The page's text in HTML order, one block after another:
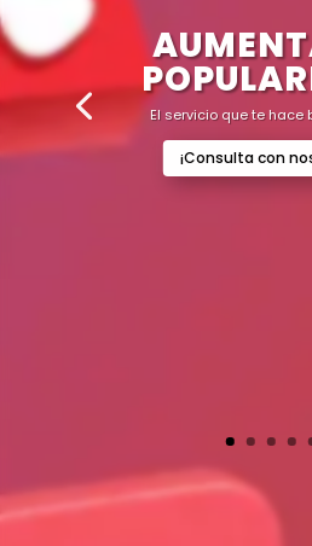
El servicio que te hace
¡Consulta con